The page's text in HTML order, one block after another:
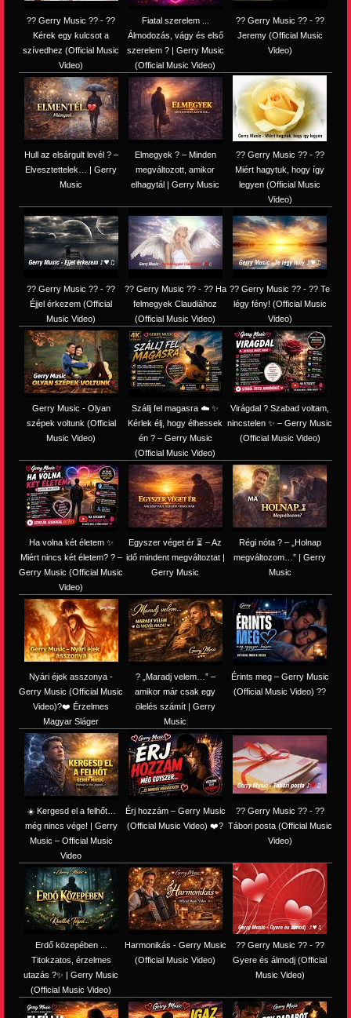
?? Gerry Music ?? - ??
Kérek egy kulcsot a
szívedhez (Official Music
Video)
Fiatal szerelem ...
Álmodozás, vágy és első
szerelem ? | Gerry Music
(Official Music Video)
?? Gerry Music ?? - ??
Jeremy (Official Music
Video)
Hull az elsárgult levél ? –
Elvesztettelek… | Gerry
Music
Elmegyek ? – Minden
megváltozott, amikor
elhagytál | Gerry Music
?? Gerry Music ?? - ??
Miért hagytuk, hogy így
legyen (Official Music
Video)
?? Gerry Music ?? - ??
Éjjel érkezem (Official
Music Video)
?? Gerry Music ?? - ?? Ha
felmegyek Claudiához
(Official Music Video)
?? Gerry Music ?? - ?? Te
légy fény! (Official Music
Video)
Gerry Music - Olyan
szépek voltunk (Official
Music Video)
Szállj fel magasra ☁️ ✨
Kérlek élj, hogy élhessek
én ? – Gerry Music
(Official Music Video)
Virágdal ? Szabad voltam,
nincstelen ✨ – Gerry Music
(Official Music Video)
Ha volna két életem ✨
Miért nincs két életem? ? –
Gerry Music (Official Music
Video)
Egyszer véget ér ⏳ – Az
idő mindent megváltoztat |
Gerry Music
Régi nóta ? – „Holnap
megváltozom…” | Gerry
Music
Nyári éjek asszonya -
Gerry Music (Official Music
Video)?❤️ Érzelmes
Magyar Sláger
? „Maradj velem…” –
amikor már csak egy
ölelés számít | Gerry
Music
Érints meg – Gerry Music
(Official Music Video) ??
☀️ Kergesd el a felhőt…
még nincs vége! | Gerry
Music – Official Music
Video
Érj hozzám – Gerry Music
(Official Music Video) ❤️?
?? Gerry Music ?? - ??
Tábori posta (Official Music
Video)
Erdő közepében ...
Titokzatos, érzelmes
utazás ?✨ | Gerry Music
(Official Music Video)
Harmonikás - Gerry Music
(Official Music Video)
?? Gerry Music ?? - ??
Gyere és álmodj (Official
Music Video)